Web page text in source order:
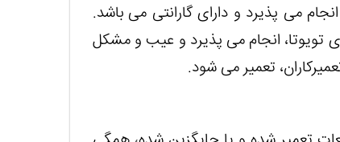
می پذیرد و دارای گارانتی می باشد.
تویوتا، انجام می پذیرد و عیب و مشکل
تعمیر می شود.